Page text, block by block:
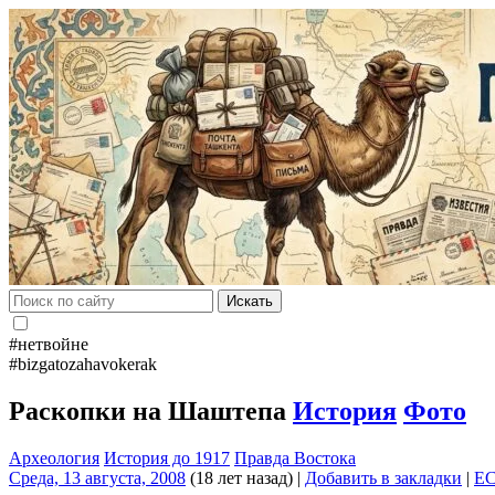
Искать
#нетвойне
#bizgatozahavokerak
Раскопки на Шаштепа История Фото
Археология История до 1917 Правда Востока
Среда, 13 августа, 2008 (18 лет назад) | Добавить в закладки |